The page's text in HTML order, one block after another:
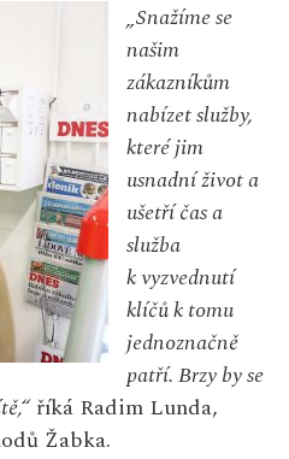
„Snažíme se
našim
zákazníkům
nabízet služby,
které jim
usnadní život a
ušetří čas a
služba
k vyzvednutí
klíčů k tomu
jednoznačně
patří. Brzy by se
říká Radim Lunda,
Žabka.